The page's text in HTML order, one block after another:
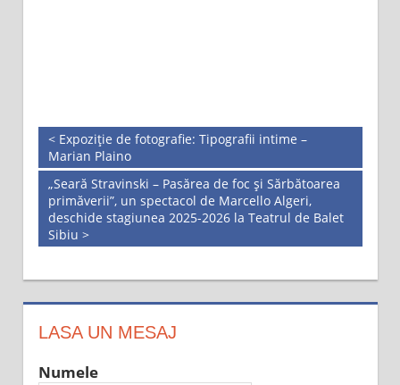
< Expoziție de fotografie: Tipografii intime –
Marian Plaino
„Seară Stravinski – Pasărea de foc și Sărbătoarea
primăverii”, un spectacol de Marcello Algeri,
deschide stagiunea 2025-2026 la Teatrul de Balet
Sibiu >
LASA UN MESAJ
Numele